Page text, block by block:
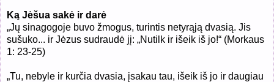
Ką Jėšua sakė ir darė
„Jų sinagogoje buvo žmogus, turintis netyrąją dvasią. Jis
sušuko... ir Jėzus sudraudė jį: „Nutilk ir išeik iš jo!“ (Morkaus
1: 23-25)
„Tu, nebyle ir kurčia dvasia, įsakau tau, išeik iš jo ir daugiau